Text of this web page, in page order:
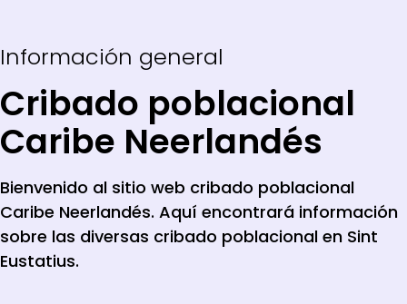
Cribado poblacional
Caribe Neerlandés
Información general
Bienvenido al sitio web cribado poblacional
Caribe Neerlandés. Aquí encontrará información
sobre las diversas cribado poblacional en Sint
Eustatius.